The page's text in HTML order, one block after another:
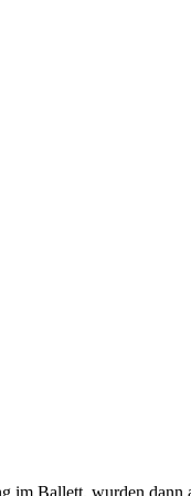
im Ballett, wurden